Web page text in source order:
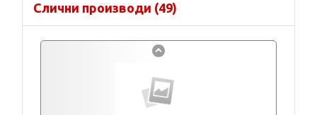
Слични производи (49)